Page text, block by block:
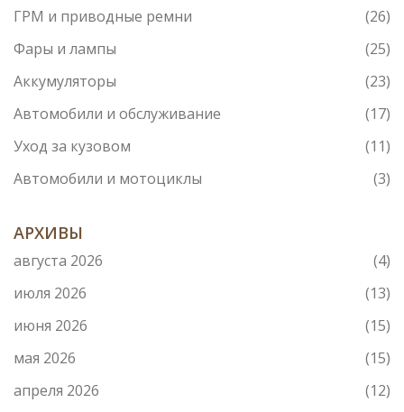
ГРМ и приводные ремни
(26)
Фары и лампы
(25)
Аккумуляторы
(23)
Автомобили и обслуживание
(17)
Уход за кузовом
(11)
Автомобили и мотоциклы
(3)
АРХИВЫ
августа 2026
(4)
июля 2026
(13)
июня 2026
(15)
мая 2026
(15)
апреля 2026
(12)